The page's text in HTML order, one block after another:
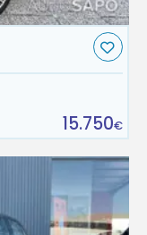
15.750€